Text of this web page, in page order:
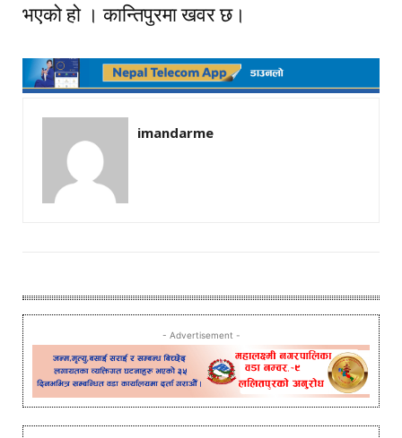
भएको हो । कान्तिपुरमा खवर छ।
imandarme
- Advertisement -